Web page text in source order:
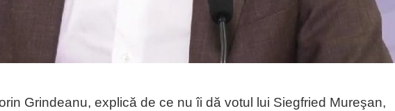
Grindeanu, explică de ce nu îi dă votul lui Siegfried Mureşan,